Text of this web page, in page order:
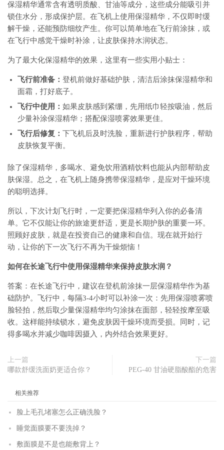
保湿精华通常含有透明质酸、甘油等成分，这些成分能吸引并
锁住水分，形成保护层。在飞机上使用保湿精华，不仅即时缓
解干燥，还能预防细纹产生。你可以简单地在飞行前涂抹，或
在飞行中感觉干燥时补涂，让皮肤保持水润状态。
为了最大化保湿精华的效果，这里有一些实用小贴士：
飞行前准备： 登机前做好基础护肤，清洁后涂抹保湿精华和
面霜，打好底子。
飞行中使用： 如果皮肤感到紧绷，先用纸巾轻按吸油，然后
少量补涂保湿精华；搭配保湿喷雾效果更佳。
飞行后修复： 下飞机后及时洗脸，重新进行护肤程序，帮助
皮肤恢复平衡。
除了保湿精华，多喝水、避免饮用酒精饮料也能从内部帮助皮
肤保湿。总之，在飞机上随身携带保湿精华，是应对干燥环境
的聪明选择。
所以，下次计划飞行时，一定要把保湿精华列入你的必备清
单。它不仅能让你的旅途更舒适，更是长期护肤的重要一环。
照顾好皮肤，就是在投资自己的健康和自信。现在就开始行
动，让你的下一次飞行不再为干燥烦恼！
如何在长途飞行中使用保湿精华来保持皮肤水润？
答案：在长途飞行中，建议在登机前涂抹一层保湿精华作为基
础防护。飞行中，每隔3-4小时可以补涂一次：先用保湿喷雾喷
脸轻拍，然后取少量保湿精华均匀涂抹在面部，轻轻按摩至吸
收。这样能持续锁水，避免皮肤因干燥环境而受损。同时，记
得多喝水并减少咖啡因摄入，内外结合效果更好。
上一篇
哪款舒缓洗面奶更适合你？
下一篇
PEG-40 甘油硬脂酸酯的危害
相关推荐
脸上毛孔堵塞怎么正确洗脸？
睡觉面膜要不要洗掉？
敷面膜是不是也能敷背上？